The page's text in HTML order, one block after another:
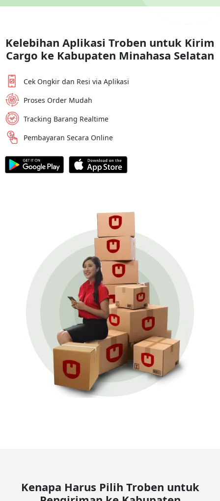
Kelebihan Aplikasi Troben untuk Kirim
Cargo ke Kabupaten Minahasa Selatan
Cek Ongkir dan Resi via Aplikasi
Proses Order Mudah
Tracking Barang Realtime
Pembayaran Secara Online
Kenapa Harus Pilih Troben untuk